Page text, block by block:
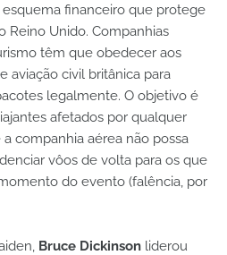
esquema financeiro que protege
Reino Unido. Companhias
têm que obedecer aos
aviação civil britânica para
legalmente. O objetivo é
afetados por qualquer
companhia aérea não possa
vôos de volta para os que
do evento (falência, por
Bruce Dickinson liderou